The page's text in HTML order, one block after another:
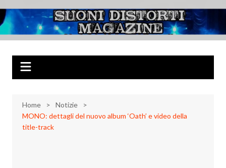
al
contenuto
Suoni Distorti
Magazine
Musica Rock, Metal, Punk e varie sonorità alternative
Home
Notizie
MONO: dettagli del nuovo album ‘Oath’ e video della
title-track